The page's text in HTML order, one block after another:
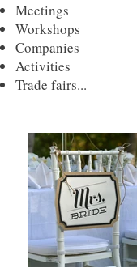
Meetings
Workshops
Companies
Activities
Trade fairs...